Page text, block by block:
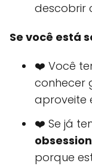
descobrir
Se você está
❤️ Você
conhecer
aproveite
❤️ Se já
porque